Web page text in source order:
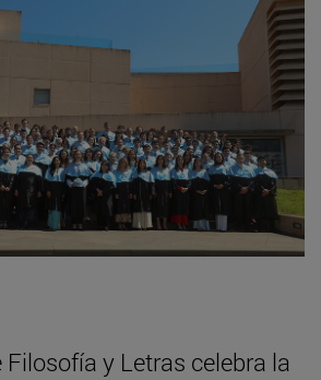
y Letras celebra la